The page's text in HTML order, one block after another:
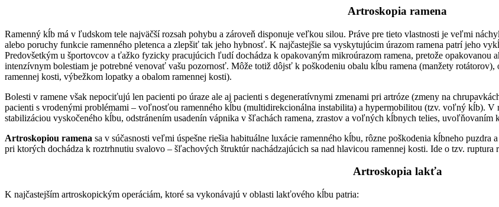
Artroskopia ramena
Ramenný kĺb má v ľudskom tele najväčší rozsah pohybu a zároveň disponuje veľkou silou. Práve pre tieto vlastnosti je veľmi
alebo poruchy funkcie ramenného pletenca a zlepšiť tak jeho hybnosť. K najčastejšie sa vyskytujúcim úrazom ramena patrí jeho
Predovšetkým u športovcov a ťažko fyzicky pracujúcich ľudí dochádza k opakovaným mikroúrazom ramena, pretože
intenzívnym bolestiam je potrebné venovať vašu pozornosť. Môže totiž dôjsť k poškodeniu obalu kĺbu ramena (manžety
ramennej kosti, výbežkom lopatky a obalom ramennej kosti).
Bolesti v ramene však nepociťujú len pacienti po úraze ale aj pacienti s degeneratívnymi zmenami pri artróze (zmeny na
pacienti s vrodenými problémami – voľnosťou ramenného kĺbu (multidirekcionálna instabilita) a hypermobilitou (tzv. voľný kĺb). V
stabilizáciou vyskočeného kĺbu, odstránením usadenín vápnika v šľachách ramena, zrastov a voľných kĺbnych telies, uvoľňovaním
Artroskopiou ramena sa v súčasnosti veľmi úspešne riešia habituálne luxácie ramenného kĺbu, rôzne poškodenia kĺbneho
pri ktorých dochádza k roztrhnutiu svalovo – šľachových štruktúr nachádzajúcich sa nad hlavicou ramennej kosti. Ide o tzv.
Artroskopia lakťa
K najčastejším artroskopickým operáciám, ktoré sa vykonávajú v oblasti lakťového kĺbu patria: